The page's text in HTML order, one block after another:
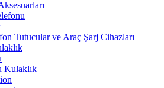
Tutucular ve Araç Şarj Cihazları
Kulaklık